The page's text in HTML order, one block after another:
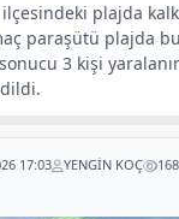
plajda
paraşütü plajda
3 kişi
17:03 YENGİN KOÇ